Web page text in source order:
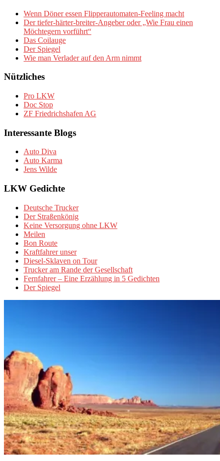
Wenn Döner essen Flipperautomaten-Feeling macht
Der tiefer-härter-breiter-Angeber oder „Wie Frau einen
Möchtegern vorführt“
Das Coilauge
Der Spiegel
Wie man Verlader auf den Arm nimmt
Nützliches
Pro LKW
Doc Stop
ZF Friedrichshafen AG
Interessante Blogs
Auto Diva
Auto Karma
Jens Wilde
LKW Gedichte
Deutsche Trucker
Der Straßenkönig
Keine Versorgung ohne LKW
Meilen
Bon Route
Kraftfahrer unser
Diesel-Sklaven on Tour
Trucker am Rande der Gesellschaft
Fernfahrer – Eine Erzählung in 5 Gedichten
Der Spiegel